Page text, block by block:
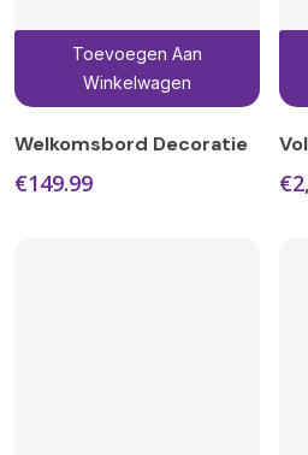
Toevoegen Aan
Winkelwagen
Welkomsbord Decoratie
€149.99 €